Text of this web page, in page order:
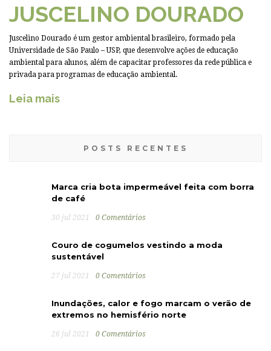
JUSCELINO DOURADO
Juscelino Dourado é um gestor ambiental brasileiro, formado pela
Universidade de São Paulo – USP, que desenvolve ações de educação
ambiental para alunos, além de capacitar professores da rede pública e
privada para programas de educação ambiental.
Leia mais
POSTS RECENTES
Marca cria bota impermeável feita com borra
de café
30 jul 2021 0 Comentários
Couro de cogumelos vestindo a moda
sustentável
27 jul 2021 0 Comentários
Inundações, calor e fogo marcam o verão de
extremos no hemisfério norte
26 jul 2021 0 Comentários